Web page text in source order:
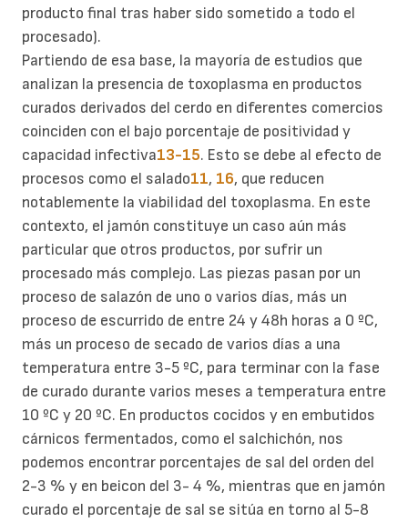
producto final tras haber sido sometido a todo el
procesado).
Partiendo de esa base, la mayoría de estudios que
analizan la presencia de toxoplasma en productos
curados derivados del cerdo en diferentes comercios
coinciden con el bajo porcentaje de positividad y
capacidad infectiva13-15. Esto se debe al efecto de
procesos como el salado11, 16, que reducen
notablemente la viabilidad del toxoplasma. En este
contexto, el jamón constituye un caso aún más
particular que otros productos, por sufrir un
procesado más complejo. Las piezas pasan por un
proceso de salazón de uno o varios días, más un
proceso de escurrido de entre 24 y 48h horas a 0 ºC,
más un proceso de secado de varios días a una
temperatura entre 3-5 ºC, para terminar con la fase
de curado durante varios meses a temperatura entre
10 ºC y 20 ºC. En productos cocidos y en embutidos
cárnicos fermentados, como el salchichón, nos
podemos encontrar porcentajes de sal del orden del
2-3 % y en beicon del 3- 4 %, mientras que en jamón
curado el porcentaje de sal se sitúa en torno al 5-8